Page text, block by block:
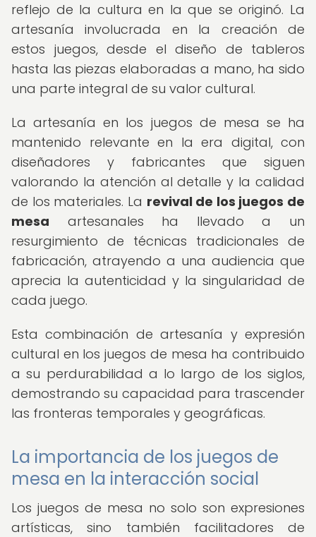
reflejo de la cultura en la que se originó. La
artesanía involucrada en la creación de
estos juegos, desde el diseño de tableros
hasta las piezas elaboradas a mano, ha sido
una parte integral de su valor cultural.
La artesanía en los juegos de mesa se ha
mantenido relevante en la era digital, con
diseñadores y fabricantes que siguen
valorando la atención al detalle y la calidad
de los materiales. La revival de los juegos de
mesa artesanales ha llevado a un
resurgimiento de técnicas tradicionales de
fabricación, atrayendo a una audiencia que
aprecia la autenticidad y la singularidad de
cada juego.
Esta combinación de artesanía y expresión
cultural en los juegos de mesa ha contribuido
a su perdurabilidad a lo largo de los siglos,
demostrando su capacidad para trascender
las fronteras temporales y geográficas.
La importancia de los juegos de
mesa en la interacción social
Los juegos de mesa no solo son expresiones
artísticas, sino también facilitadores de